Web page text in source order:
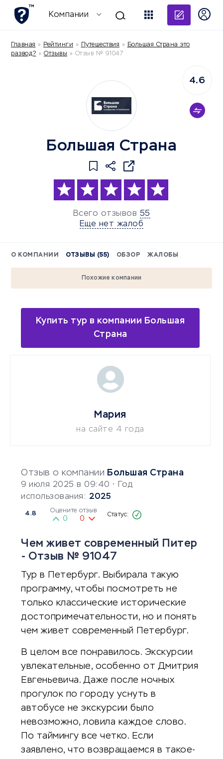
Компании
Главная » Рейтинги » Путешествия » Большая Страна это
развод? » Отзывы » Отзыв № 91047
Большая Страна
Всего отзывов 55
Еще нет жалоб
4.6
О КОМПАНИИ ОТЗЫВЫ (55) ОБЗОР ЖАЛОБЫ
Похожие компании
Купить тур в компании Большая
Страна
Отзыв о компании Большая Страна
9 июля 2025 в 09:40 • Год
использования: 2025
4.8 Оцените отзыв
0 0
Чем живет современный Питер
- Отзыв № 91047
Тур в Петербург. Выбирала такую
программу, чтобы посмотреть не
только классические исторические
достопримечательности, но и понять
чем живет современный Петербург.
В целом все понравилось. Экскурсии
увлекательные, особенно от Дмитрия
Евгеньевича. Даже после ночных
прогулок по городу уснуть в
автобусе не экскурсии было
невозможно, ловила каждое слово.
По таймингу все четко. Если
заявлено, что возвращаемся в такое-
Мария
на сайте 4 года